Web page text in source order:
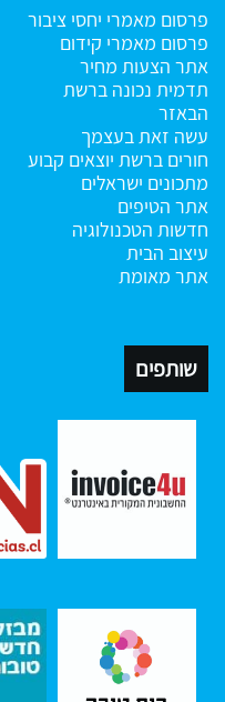
פרסום מאמרי יחסי ציבור
פרסום מאמרי קידום
אתר הצעות מחיר
תדמית נכונה ברשת
הבאזר
עשה זאת בעצמך
חורים ברשת יוצאים קבוע
מתכונים ישראלים
אתר הטיפים
חדשות הטכנולוגיה
עיצוב הבית
אתר מאומת
שותפים